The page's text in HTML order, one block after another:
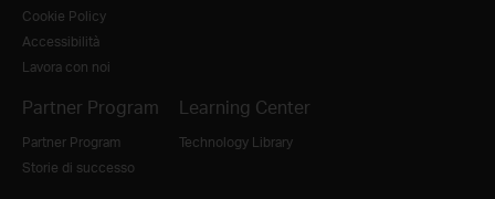
Cookie Policy
Accessibilità
Lavora con noi
Partner Program
Partner Program
Storie di successo
Learning Center
Technology Library